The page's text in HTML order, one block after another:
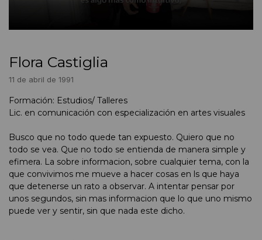
Flora Castiglia
11 de abril de 1991
Formación: Estudios/ Talleres
Lic. en comunicación con especialización en artes visuales
Busco que no todo quede tan expuesto. Quiero que no
todo se vea. Que no todo se entienda de manera simple y
efimera. La sobre informacion, sobre cualquier tema, con la
que convivimos me mueve a hacer cosas en ls que haya
que detenerse un rato a observar. A intentar pensar por
unos segundos, sin mas informacion que lo que uno mismo
puede ver y sentir, sin que nada este dicho.